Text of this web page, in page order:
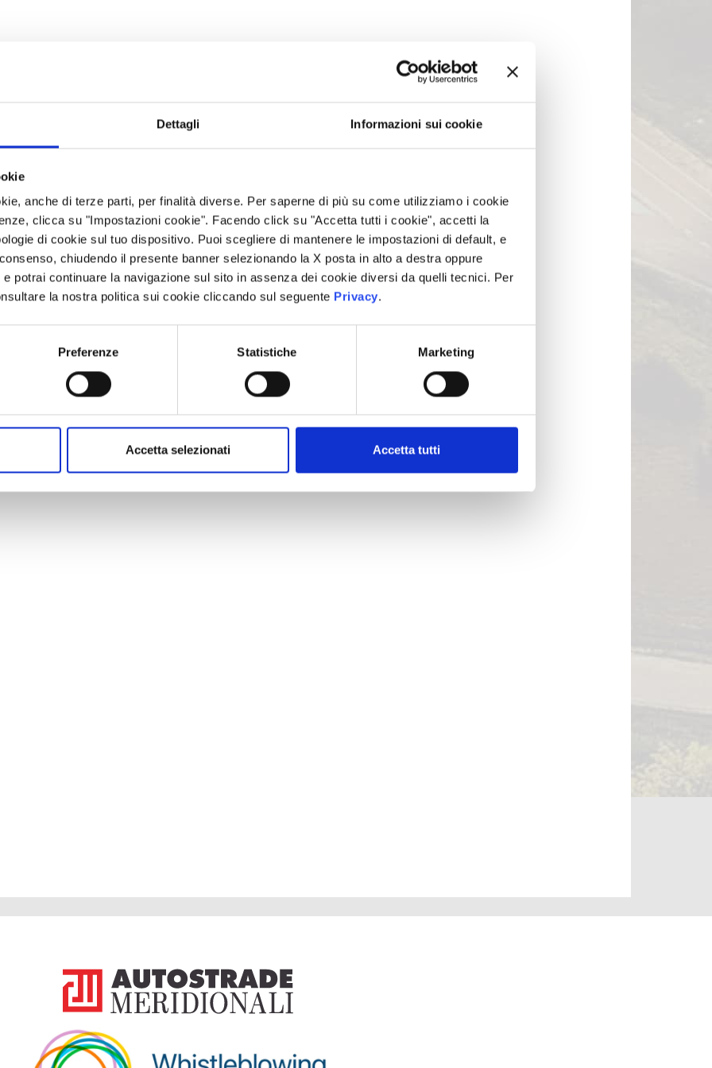
Dettagli Informazioni sui cookie
anche di terze parti, per finalità diverse. Per saperne di più su come utilizziamo i cookie
clicca su "Impostazioni cookie". Facendo click su "Accetta tutti i cookie", accetti la
di cookie sul tuo dispositivo. Puoi scegliere di mantenere le impostazioni di default, e
chiudendo il presente banner selezionando la X posta in alto a destra oppure
e potrai continuare la navigazione sul sito in assenza dei cookie diversi da quelli tecnici. Per
la nostra politica sui cookie cliccando sul seguente Privacy.
Preferenze Statistiche Marketing
Accetta selezionati Accetta tutti